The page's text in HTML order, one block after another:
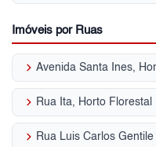
Imóveis por Ruas
keyboard_arrow_right Avenida Santa Ines,
keyboard_arrow_right Rua Ita, Horto Florestal
keyboard_arrow_right Rua Luis Carlos